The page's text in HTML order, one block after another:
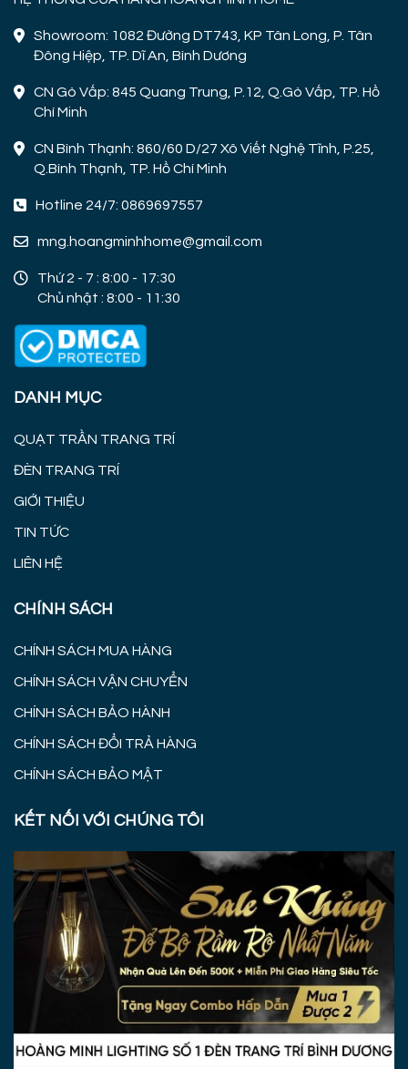
Showroom: 1082 Đường DT743, KP Tân Long, P. Tân
Đông Hiệp, TP. Dĩ An, Bình Dương
CN Gò Vấp: 845 Quang Trung, P.12, Q.Gò Vấp, TP. Hồ
Chí Minh
CN Bình Thạnh: 860/60 D/27 Xô Viết Nghệ Tĩnh, P.25,
Q.Bình Thạnh, TP. Hồ Chí Minh
Hotline 24/7: 0869697557
mng.hoangminhhome@gmail.com
Thứ 2 - 7 : 8:00 - 17:30
Chủ nhật : 8:00 - 11:30
DANH MỤC
QUẠT TRẦN TRANG TRÍ
ĐÈN TRANG TRÍ
GIỚI THIỆU
TIN TỨC
LIÊN HỆ
CHÍNH SÁCH
CHÍNH SÁCH MUA HÀNG
CHÍNH SÁCH VẬN CHUYỂN
CHÍNH SÁCH BẢO HÀNH
CHÍNH SÁCH ĐỔI TRẢ HÀNG
CHÍNH SÁCH BẢO MẬT
KẾT NỐI VỚI CHÚNG TÔI